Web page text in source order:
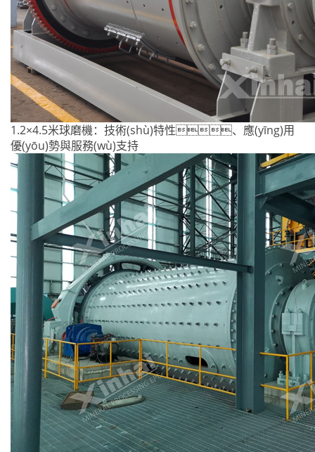
1.2×4.5米球磨機：技術(shù)特性、應(yīng)用
優(yōu)勢與服務(wù)支持